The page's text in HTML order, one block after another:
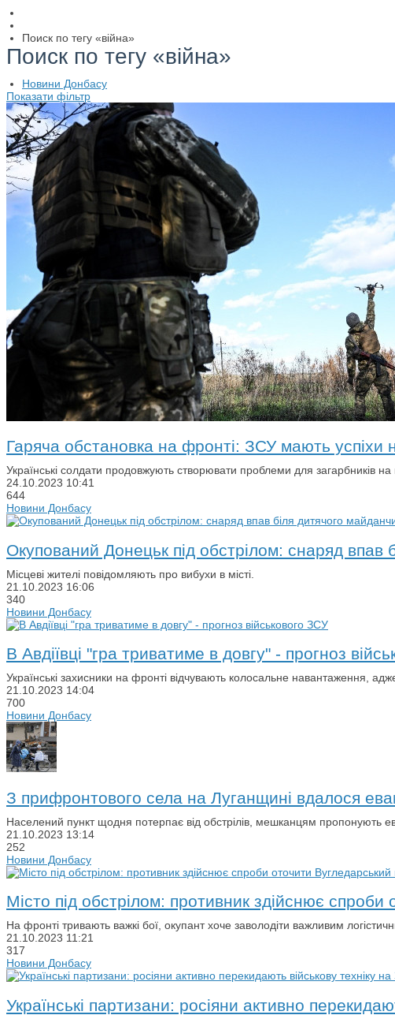
Поиск по тегу «війна»
Поиск по тегу «війна»
Новини Донбасу
Показати фільтр
Гаряча обстановка на фронті: ЗСУ мають успіхи
Українські солдати продовжують створювати проблеми для загарбників
24.10.2023 10:41
644
Новини Донбасу
Окупований Донецьк під обстрілом: снаряд впав
Місцеві жителі повідомляють про вибухи в місті.
21.10.2023 16:06
340
Новини Донбасу
В Авдіївці "гра триватиме в довгу" - прогноз
Українські захисники на фронті відчувають колосальне навантаження,
21.10.2023 14:04
700
Новини Донбасу
З прифронтового села на Луганщині вдалося
Населений пункт щодня потерпає від обстрілів, мешканцям пропонують
21.10.2023 13:14
252
Новини Донбасу
Місто під обстрілом: противник здійснює
На фронті тривають важкі бої, окупант хоче заволодіти важливим
21.10.2023 11:21
317
Новини Донбасу
Українські партизани: росіяни активно